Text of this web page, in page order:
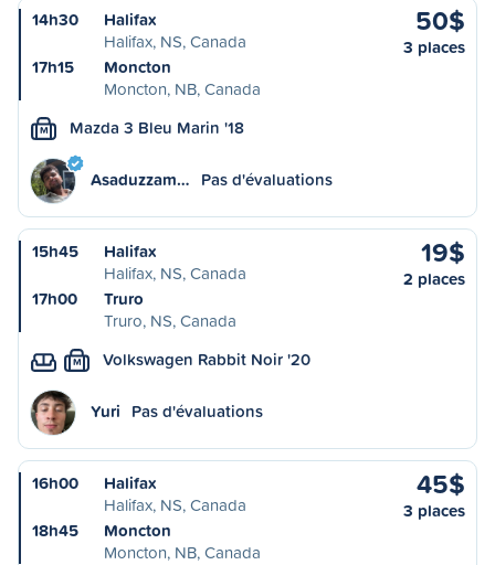
14h30
Halifax
Halifax, NS, Canada
17h15
Moncton
Moncton, NB, Canada
50$
3 places
M Mazda 3 Bleu Marin '18
Asaduzzam… Pas d'évaluations
15h45
Halifax
Halifax, NS, Canada
17h00
Truro
Truro, NS, Canada
19$
2 places
M Volkswagen Rabbit Noir '20
Yuri Pas d'évaluations
16h00
Halifax
Halifax, NS, Canada
18h45
Moncton
Moncton, NB, Canada
45$
3 places